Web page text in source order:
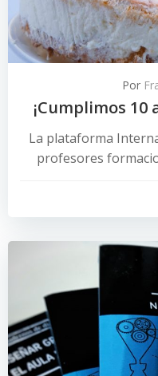
Por
¡Cumplimos
La plataforma
profesores